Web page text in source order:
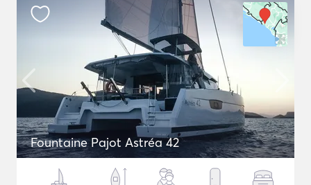
Fountaine Pajot Astréa 42